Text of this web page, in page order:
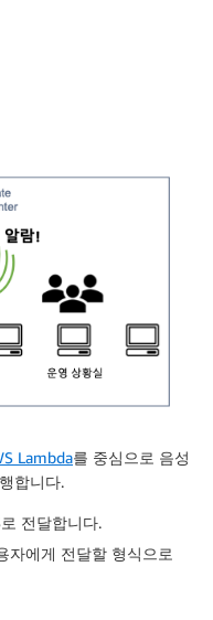
Lambda를 중심으로 음성
합니다.
전달합니다.
자에게 전달할 형식으로